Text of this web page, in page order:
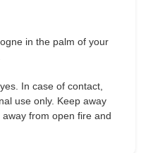
in the palm of your
In case of contact,
use only. Keep away
from open fire and